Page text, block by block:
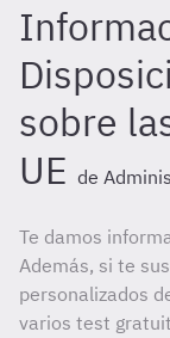
sobre
UE de
Te damos
Además, si te
personalizados
varios test